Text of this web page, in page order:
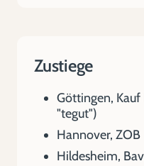
Zustiege
Göttingen,
"tegut")
Hannover, ZOB
Hildesheim,